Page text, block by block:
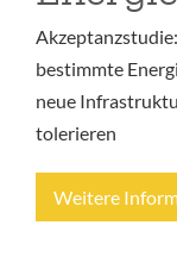
bestimmte
neue
tolerieren
Weitere